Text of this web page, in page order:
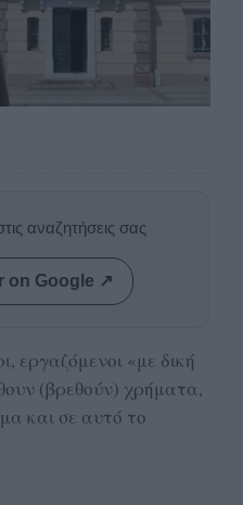
αναζητήσεις σας
on Google ↗
εργαζόμενοι «με δική
(βρεθούν) χρήματα,
και σε αυτό το